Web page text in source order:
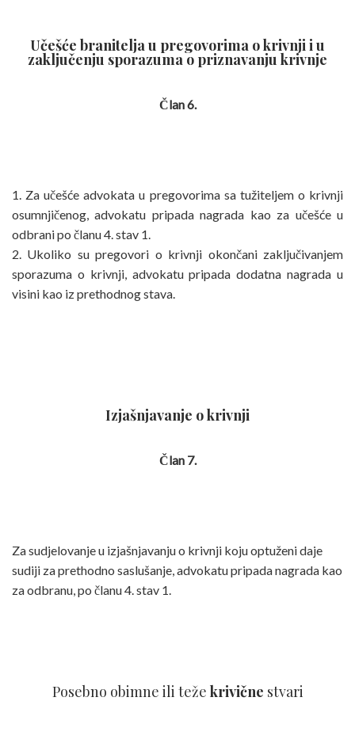
Učešće branitelja u pregovorima o krivnji i u
zaključenju sporazuma o priznavanju krivnje
Član 6.
1. Za učešće advokata u pregovorima sa tužiteljem o krivnji
osumnjičenog, advokatu pripada nagrada kao za učešće u
odbrani po članu 4. stav 1.
2. Ukoliko su pregovori o krivnji okončani zaključivanjem
sporazuma o krivnji, advokatu pripada dodatna nagrada u
visini kao iz prethodnog stava.
Izjašnjavanje o krivnji
Član 7.
Za sudjelovanje u izjašnjavanju o krivnji koju optuženi daje
sudiji za prethodno saslušanje, advokatu pripada nagrada kao
za odbranu, po članu 4. stav 1.
Posebno obimne ili teže krivične stvari